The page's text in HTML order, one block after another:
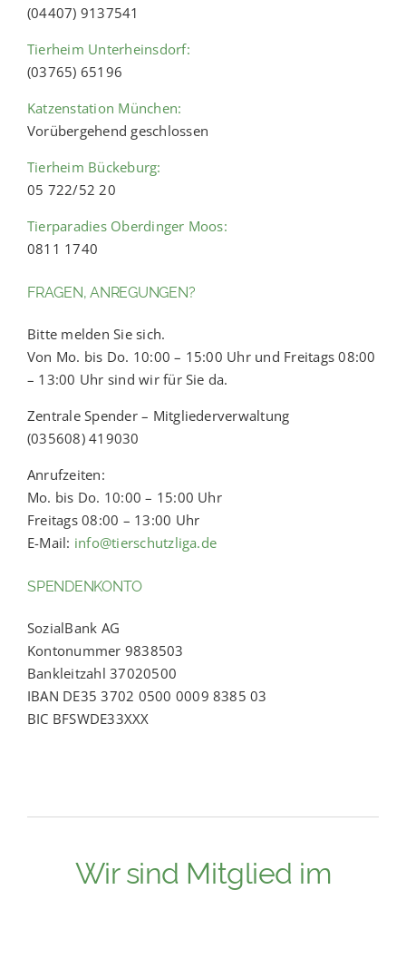
(04407) 9137541
Tierheim Unterheinsdorf:
(03765) 65196
Katzenstation München:
Vorübergehend geschlossen
Tierheim Bückeburg:
05 722/52 20
Tierparadies Oberdinger Moos:
0811 1740
FRAGEN, ANREGUNGEN?
Bitte melden Sie sich.
Von Mo. bis Do. 10:00 – 15:00 Uhr und Freitags 08:00
– 13:00 Uhr sind wir für Sie da.
Zentrale Spender – Mitgliederverwaltung
(035608) 419030
Anrufzeiten:
Mo. bis Do. 10:00 – 15:00 Uhr
Freitags 08:00 – 13:00 Uhr
E-Mail: info@tierschutzliga.de
SPENDENKONTO
SozialBank AG
Kontonummer 9838503
Bankleitzahl 37020500
IBAN DE35 3702 0500 0009 8385 03
BIC BFSWDE33XXX
Wir sind Mitglied im